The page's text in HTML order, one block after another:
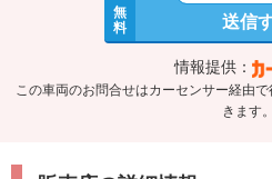
無
料 送信
情報提供：
この車両のお問合せはカーセンサー経由
きます。